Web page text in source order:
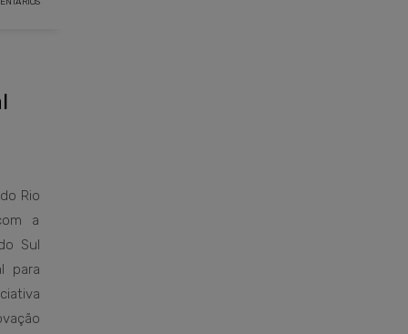
Rio
a
Sul
para